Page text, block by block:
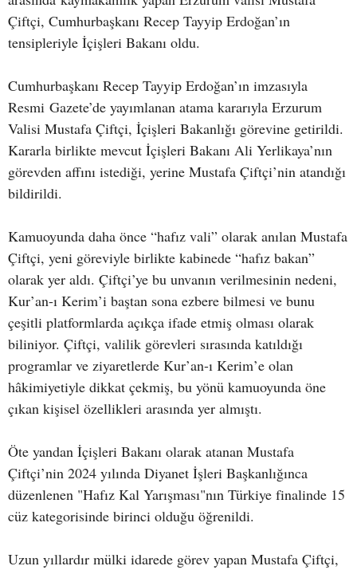
Çiftçi, Cumhurbaşkanı Recep Tayyip Erdoğan’ın
tensipleriyle İçişleri Bakanı oldu.
Cumhurbaşkanı Recep Tayyip Erdoğan’ın imzasıyla
Resmi Gazete’de yayımlanan atama kararıyla Erzurum
Valisi Mustafa Çiftçi, İçişleri Bakanlığı görevine getirildi.
Kararla birlikte mevcut İçişleri Bakanı Ali Yerlikaya’nın
görevden affını istediği, yerine Mustafa Çiftçi’nin atandığı
bildirildi.
Kamuoyunda daha önce “hafız vali” olarak anılan Mustafa
Çiftçi, yeni göreviyle birlikte kabinede “hafız bakan”
olarak yer aldı. Çiftçi’ye bu unvanın verilmesinin nedeni,
Kur’an-ı Kerim’i baştan sona ezbere bilmesi ve bunu
çeşitli platformlarda açıkça ifade etmiş olması olarak
biliniyor. Çiftçi, valilik görevleri sırasında katıldığı
programlar ve ziyaretlerde Kur’an-ı Kerim’e olan
hâkimiyetiyle dikkat çekmiş, bu yönü kamuoyunda öne
çıkan kişisel özellikleri arasında yer almıştı.
Öte yandan İçişleri Bakanı olarak atanan Mustafa
Çiftçi’nin 2024 yılında Diyanet İşleri Başkanlığınca
düzenlenen "Hafız Kal Yarışması"nın Türkiye finalinde 15
cüz kategorisinde birinci olduğu öğrenildi.
Uzun yıllardır mülki idarede görev yapan Mustafa Çiftçi,